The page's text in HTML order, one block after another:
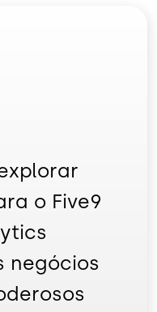
o Five9
negócios